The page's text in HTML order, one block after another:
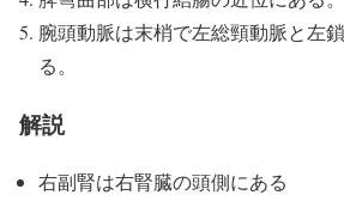
腕頭動脈は末梢で左総頸動脈と左
る。
解説
右副腎は右腎臓の頭側にある